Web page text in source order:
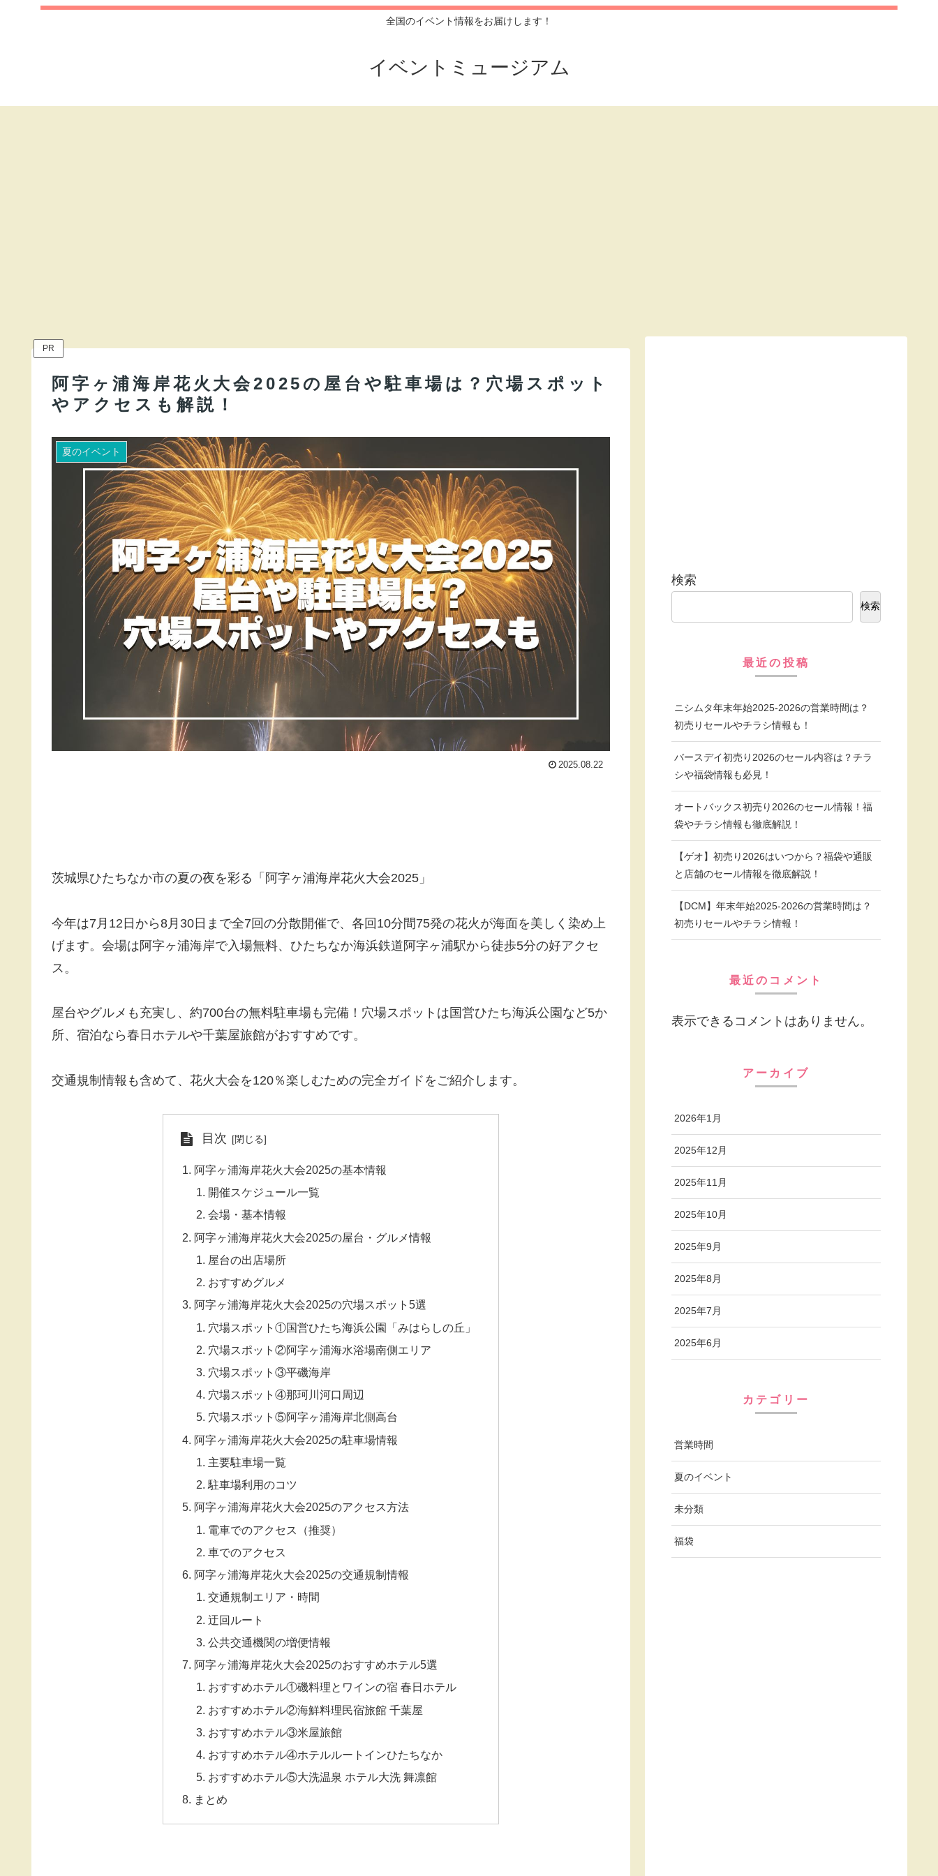
全国のイベント情報をお届けします！
イベントミュージアム
PR
阿字ヶ浦海岸花火大会2025の屋台や駐車場は？穴場スポット
やアクセスも解説！
夏のイベント
2025.08.22
茨城県ひたちなか市の夏の夜を彩る「阿字ヶ浦海岸花火大会2025」
今年は7月12日から8月30日まで全7回の分散開催で、各回10分間75発の花火が海面を美しく染め上
げます。会場は阿字ヶ浦海岸で入場無料、ひたちなか海浜鉄道阿字ヶ浦駅から徒歩5分の好アクセ
ス。
屋台やグルメも充実し、約700台の無料駐車場も完備！穴場スポットは国営ひたち海浜公園など5か
所、宿泊なら春日ホテルや千葉屋旅館がおすすめです。
交通規制情報も含めて、花火大会を120％楽しむための完全ガイドをご紹介します。
目次
阿字ヶ浦海岸花火大会2025の基本情報
開催スケジュール一覧
会場・基本情報
阿字ヶ浦海岸花火大会2025の屋台・グルメ情報
屋台の出店場所
おすすめグルメ
阿字ヶ浦海岸花火大会2025の穴場スポット5選
穴場スポット①国営ひたち海浜公園「みはらしの丘」
穴場スポット②阿字ヶ浦海水浴場南側エリア
穴場スポット③平磯海岸
穴場スポット④那珂川河口周辺
穴場スポット⑤阿字ヶ浦海岸北側高台
阿字ヶ浦海岸花火大会2025の駐車場情報
主要駐車場一覧
駐車場利用のコツ
阿字ヶ浦海岸花火大会2025のアクセス方法
電車でのアクセス（推奨）
車でのアクセス
阿字ヶ浦海岸花火大会2025の交通規制情報
交通規制エリア・時間
迂回ルート
公共交通機関の増便情報
阿字ヶ浦海岸花火大会2025のおすすめホテル5選
おすすめホテル①磯料理とワインの宿 春日ホテル
おすすめホテル②海鮮料理民宿旅館 千葉屋
おすすめホテル③米屋旅館
おすすめホテル④ホテルルートインひたちなか
おすすめホテル⑤大洗温泉 ホテル大洗 舞凛館
まとめ
検索
検索
最近の投稿
ニシムタ年末年始2025-2026の営業時間は？
初売りセールやチラシ情報も！
バースデイ初売り2026のセール内容は？チラ
シや福袋情報も必見！
オートバックス初売り2026のセール情報！福
袋やチラシ情報も徹底解説！
【ゲオ】初売り2026はいつから？福袋や通販
と店舗のセール情報を徹底解説！
【DCM】年末年始2025-2026の営業時間は？
初売りセールやチラシ情報！
最近のコメント
表示できるコメントはありません。
アーカイブ
2026年1月
2025年12月
2025年11月
2025年10月
2025年9月
2025年8月
2025年7月
2025年6月
カテゴリー
営業時間
夏のイベント
未分類
福袋